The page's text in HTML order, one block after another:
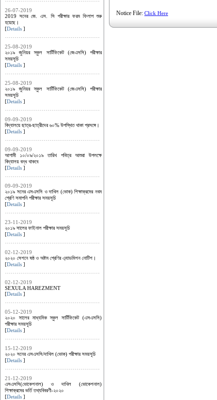
26-07-2019
2019 সনের জে. এস. সি পরীক্ষার ফরম ফিলাপ শুরু
হয়েছে।
[Details ]
25-08-2019
২০১৯ জুনিয়র স্কুল সার্টিফিকেট (জেএসসি) পরীক্ষার
সময়সূচি
[Details ]
25-08-2019
২০১৯ জুনিয়র স্কুল সার্টিফিকেট (জেএসসি) পরীক্ষার
সময়সূচি
[Details ]
09-09-2019
বিদ্যালয়ে ছাত্র-ছাত্রীদের ৬০% উপস্থিত থাকা প্রসঙ্গে।
[Details ]
09-09-2019
আগামী ১০/০৯/২০১৯ তারিখ পবিত্র আশুরা উপলক্ষে
বিদ্যালয় বন্ধ থাকবে
[Details ]
09-09-2019
২০১৯ সনের এসএসসি ও দাখিল (ভোক) শিক্ষাক্রমের নবম
শ্রেণি সমাপনি পরীক্ষার সময়সূচি
[Details ]
23-11-2019
২০১৯ সালের ফাইনাল পরীক্ষার সময়সূচি
[Details ]
02-12-2019
২০২০ সেশনে ষষ্ঠ ও অষ্টম শ্রেণির এ্যাডমিশন নোটিশ।
[Details ]
02-12-2019
SEXULA HAREZMENT
[Details ]
05-12-2019
২০২০ সালের মাধ্যমিক স্কুল সার্টিফিকেট (এসএসসি)
পরীক্ষার সময়সূচি
[Details ]
15-12-2019
২০২০ সনের এসএসসি/দাখিল (ভোক) পরীক্ষার সময়সূচি
[Details ]
21-12-2019
এসএসসি(ভোকেশনাল) ও দাখিল (ভোকেশনাল)
শিক্ষাক্রমের ভর্তি তথ্যবিবরণী-২০২০
[Details ]
Notice File: Click Here